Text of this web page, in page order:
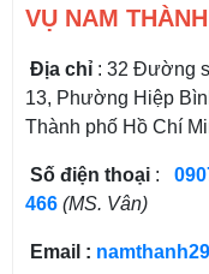
VỤ NAM THÀNH
Địa chỉ : 32 Đường
13, Phường Hiệp
Thành phố Hồ Chí
Số điện thoại :
466 (MS. Vân)
Email :